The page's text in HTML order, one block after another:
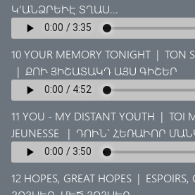
Կ’ԱՆՁՐԵՒԷ ՏՂԱՍ...
10 YOUR MEMORY TONIGHT | TON
| ՔՈՒ ՅԻՇԱՏԱԿԴ ԱՅՍ ԳԻՇԵՐ
11 YOU - MY DISTANT YOUTH | TOI
JEUNESSE
| ԴՈՒՆ` ՀԵՌԱՒՈՐ
12 HOPES, GREAT HOPES | ESPOIRS,